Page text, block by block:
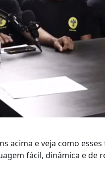
acima e veja como
fácil, dinâmica e de